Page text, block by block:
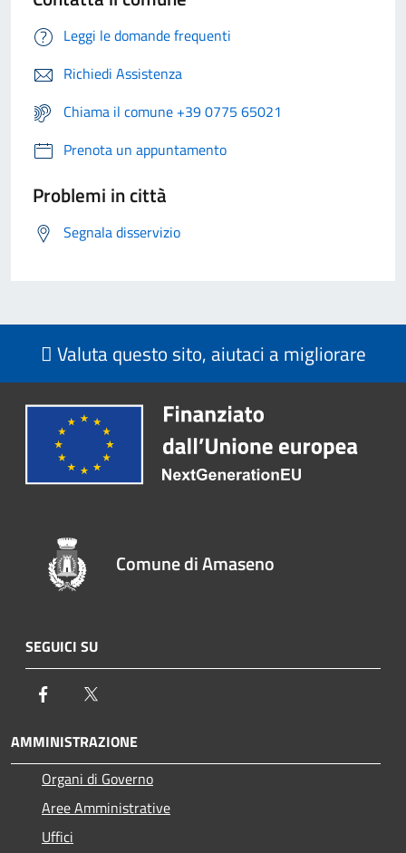
Leggi le domande frequenti
Richiedi Assistenza
Chiama il comune +39 0775 65021
Prenota un appuntamento
Problemi in città
Segnala disservizio
Valuta questo sito, aiutaci a migliorare
Comune di Amaseno
SEGUICI SU
Facebook
AMMINISTRAZIONE
Organi di Governo
Aree Amministrative
Uffici